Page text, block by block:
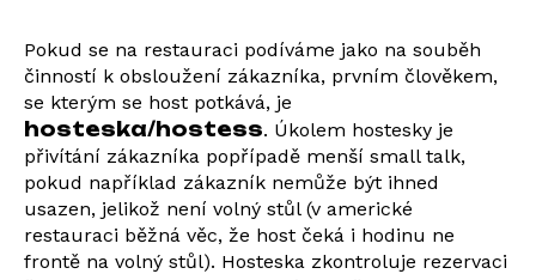
Pokud se na restauraci podíváme jako na souběh
činností k obsloužení zákazníka, prvním člověkem,
se kterým se host potkává, je
hosteska/hostess. Úkolem hostesky je
přivítání zákazníka popřípadě menší small talk,
pokud například zákazník nemůže být ihned
usazen, jelikož není volný stůl (v americké
restauraci běžná věc, že host čeká i hodinu ne
frontě na volný stůl). Hosteska zkontroluje rezervaci